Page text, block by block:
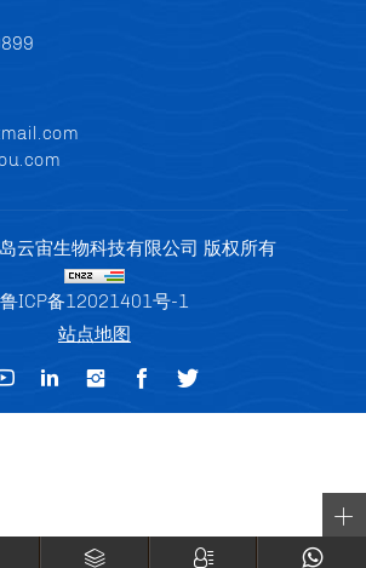
云宙生物科技有限公司 版权所有
鲁ICP备12021401号-1
站点地图